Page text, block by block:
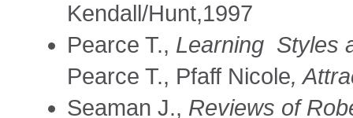
Kendall/Hunt,1997
Pearce T., Learning Styles
Pearce T., Pfaff Nicole,
Seaman J., Reviews of